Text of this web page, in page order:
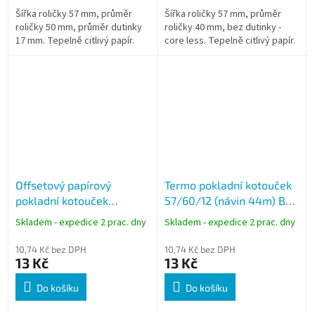
Šířka roličky 57 mm, průměr
roličky 50 mm, průměr dutinky
17 mm. Tepelně citlivý papír.
Šířka roličky 57 mm, průměr
roličky 40 mm, bez dutinky -
core less. Tepelně citlivý papír.
Offsetový papírový
pokladní kotouček
76/70/17 (návin 38m) -
celý karton
Skladem - expedice 2 prac. dny
10,74 Kč bez DPH
13 Kč
Do košíku
Termo pokladní kotouček
57/60/12 (návin 44m) BPA
free - celý karton
Skladem - expedice 2 prac. dny
10,74 Kč bez DPH
13 Kč
Do košíku